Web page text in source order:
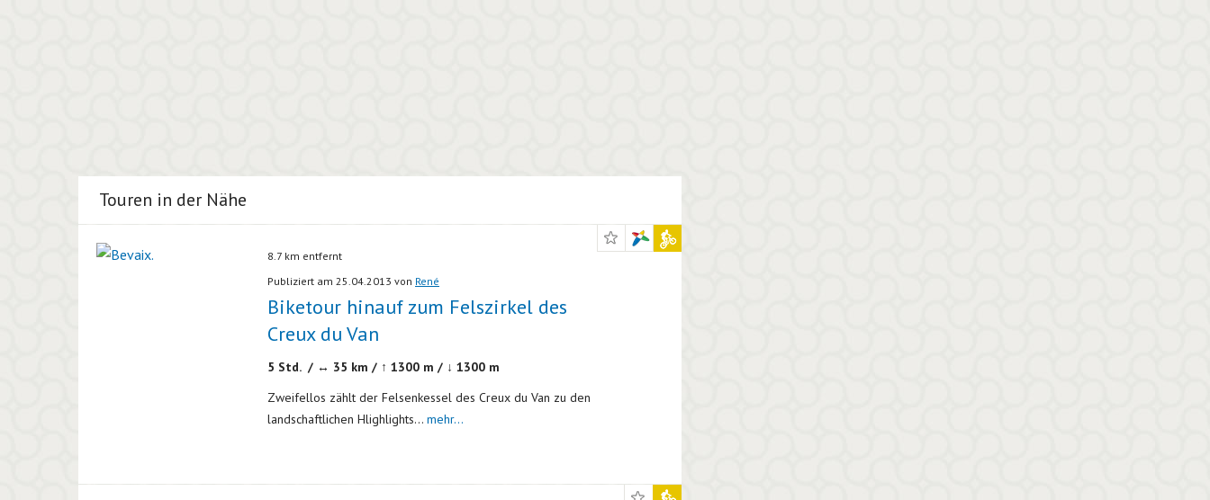
Touren in der Nähe
8.7 km entfernt
Publiziert am 25.04.2013 von René
Biketour hinauf zum Felszirkel des
Creux du Van
5 Std. / ↔ 35 km / ↑ 1300 m / ↓ 1300 m
Zweifellos zählt der Felsenkessel des Creux du Van zu den
landschaftlichen Hlighlights... mehr...